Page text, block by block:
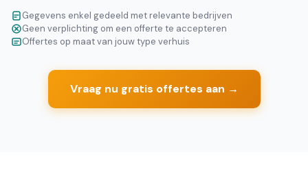
Gegevens enkel gedeeld met relevante bedrijven
Geen verplichting om een offerte te accepteren
Offertes op maat van jouw type verhuis
Vraag nu gratis offertes aan →